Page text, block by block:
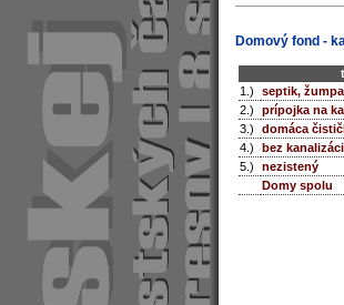
Domový fond -
1.)
septik, žumpa
2.)
prípojka na
3.)
domáca
4.)
bez
5.)
nezistený
Domy spolu